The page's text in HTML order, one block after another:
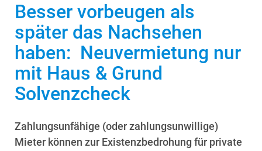
Besser vorbeugen als
später das Nachsehen
haben: Neuvermietung nur
mit Haus & Grund
Solvenzcheck
Zahlungsunfähige (oder zahlungsunwillige)
Mieter können zur Existenzbedrohung für private